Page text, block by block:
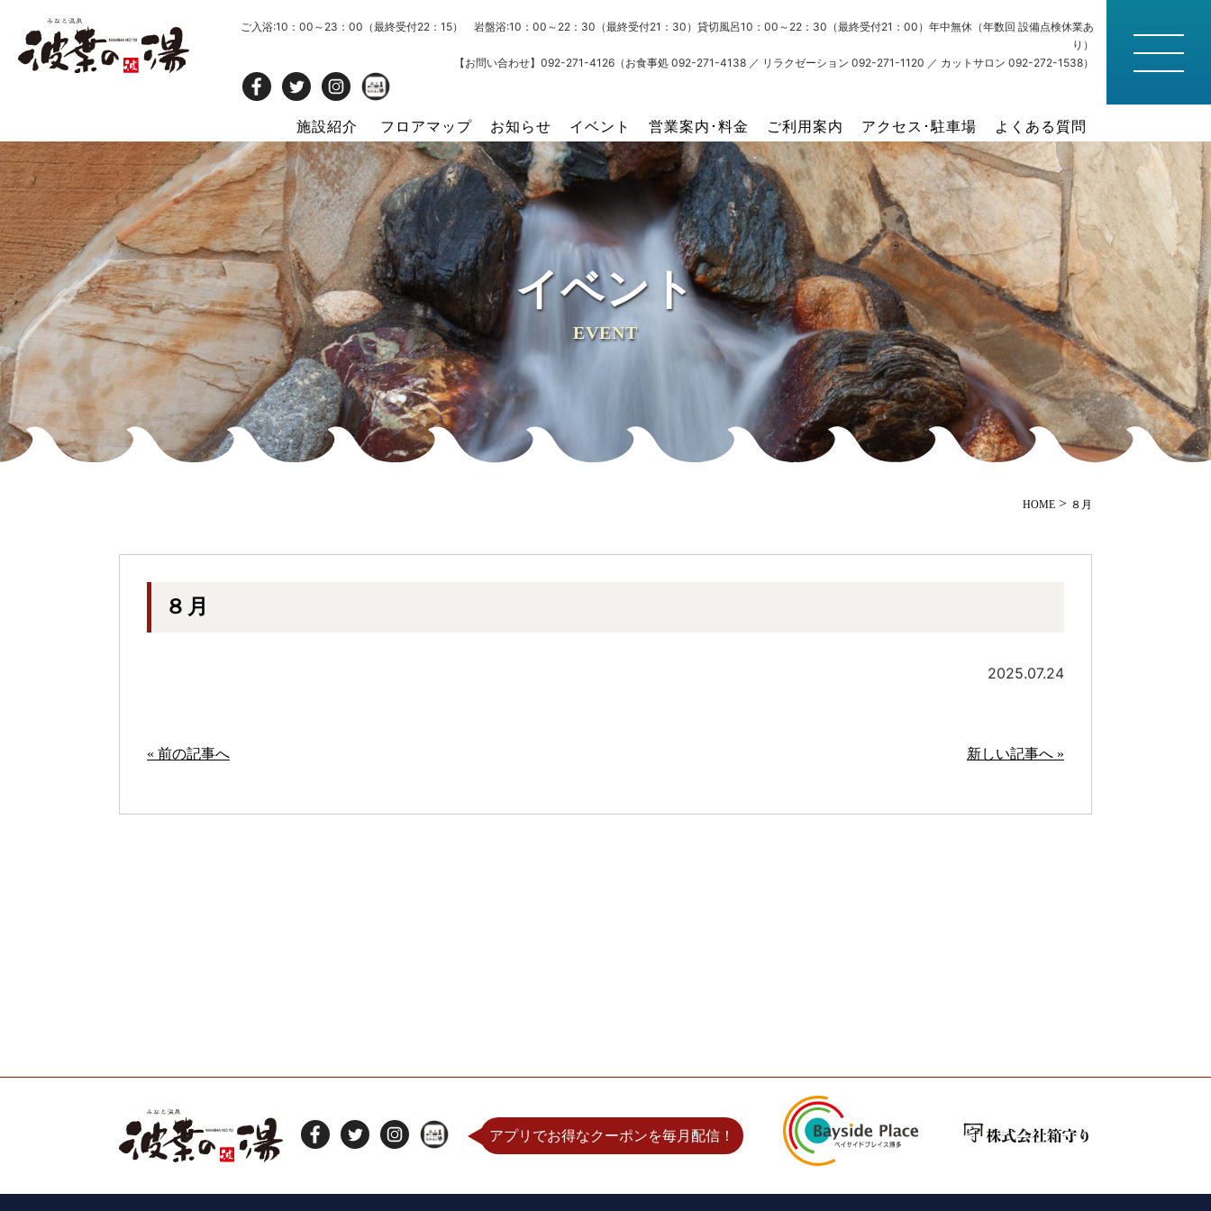
ご入浴:10：00～23：00（最終受付22：15） 岩盤浴:10：00～22：30（最終受付21：30）貸切風呂10：00～22：30（最終受付21：00）年中無休（年数回 設備点検休業あ
り）
【お問い合わせ】092-271-4126（お食事処 092-271-4138 ／ リラクゼーション 092-271-1120 ／ カットサロン 092-272-1538）
施設紹介 フロアマップ お知らせ イベント 営業案内･料金 ご利用案内 アクセス･駐車場 よくある質問
イベント
EVENT
HOME > ８月
８月
2025.07.24
« 前の記事へ 新しい記事へ »
アプリでお得なクーポンを毎月配信！